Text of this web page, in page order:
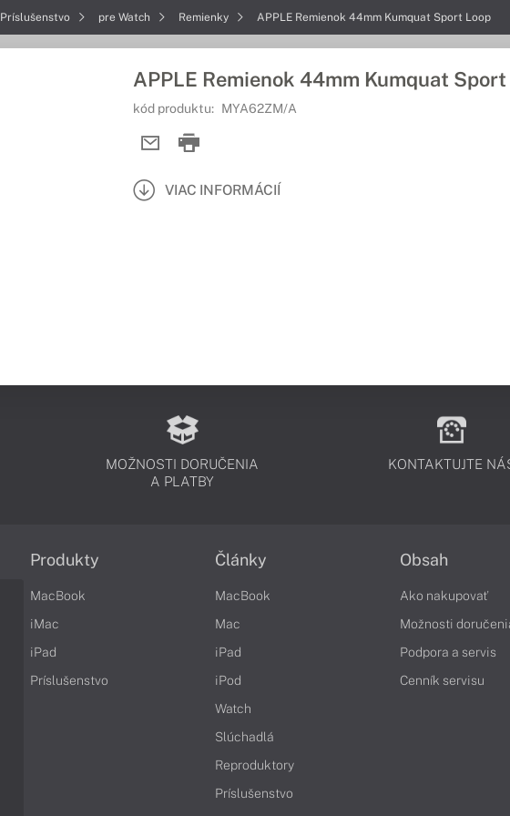
Príslušenstvo pre Watch Remienky APPLE Remienok 44mm Kumquat Sport Loop
APPLE Remienok 44mm Kumquat
kód produktu: MYA62ZM/A
VIAC INFORMÁCIÍ
MOŽNOSTI DORUČENIA
A PLATBY
KONTAKTUJTE
Produkty
MacBook
iMac
iPad
Príslušenstvo
Články
MacBook
Mac
iPad
iPod
Watch
Slúchadlá
Reproduktory
Príslušenstvo
Obsah
Ako nakupovať
Možnosti
Podpora a servis
Cenník servisu